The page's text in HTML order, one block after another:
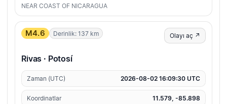
NEAR COAST OF NICARAGUA
M4.6 Derinlik: 137 km Olayı aç ↗
Rivas · Potosí
Zaman (UTC) 2026-08-02 16:09:30 UTC
Koordinatlar 11.579, -85.898